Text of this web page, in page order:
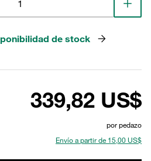
de stock
339,82 US$
por pedazo
Envío a partir de 15,00 US$